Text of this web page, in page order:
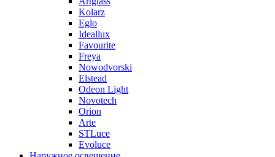
Kolarz
Eglo
Ideallux
Favourite
Freya
Nowodvorski
Elstead
Odeon Light
Novotech
Orion
Arte
STLuce
Evoluce